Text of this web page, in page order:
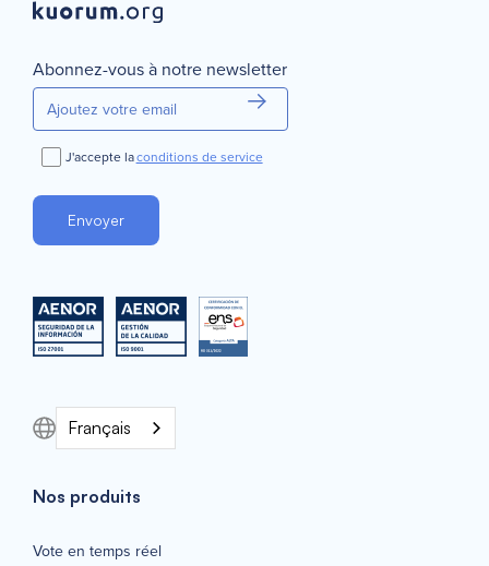
Abonnez-vous à notre newsletter
J'accepte laconditions de service
Français
Nos produits
Vote en temps réel